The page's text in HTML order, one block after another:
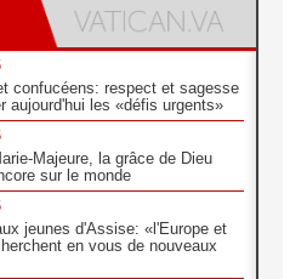
confucéens: respect et sagesse
aujourd'hui les «défis urgents»
Majeure, la grâce de Dieu
sur le monde
jeunes d'Assise: «l'Europe et
en vous de nouveaux